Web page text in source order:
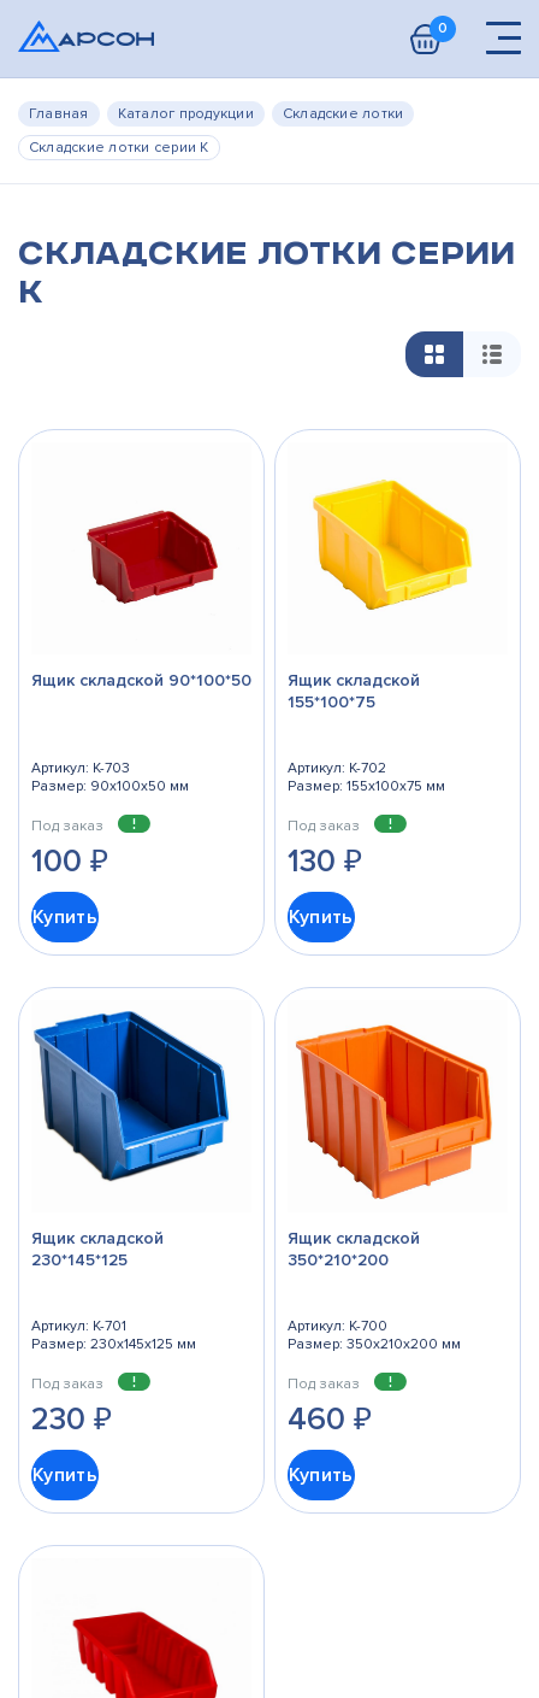
0
Главная Каталог продукции
Складские лотки
Складские лотки серии К
Складские лотки серии
К
Ящик складской 90*100*50
Артикул: К-703
Размер: 90x100x50 мм
Под заказ
100₽
Купить
Ящик складской
155*100*75
Артикул: К-702
Размер: 155x100x75 мм
Под заказ
130 ₽
Купить
Ящик складской
230*145*125
Артикул: К-701
Размер: 230x145x125 мм
Под заказ
230₽
Купить
Ящик складской
350*210*200
Артикул: К-700
Размер: 350x210x200 мм
Под заказ
460 ₽
Купить